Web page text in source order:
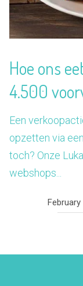
Hoe ons
4.500
Een
opzetten via
toch? Onze
webshops...
February